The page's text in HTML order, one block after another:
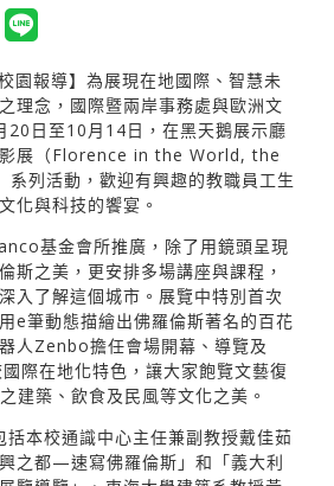
園報導】為展現在地國際、智慧未
理念，國際暨兩岸事務處與歐洲文
20日至10月14日，在黑天鵝展示廳
影展（Florence in the World, the
列活動，歡迎有興趣的教職員工生
化與科技的饗宴。
基金會所推廣，除了用鏡頭呈現
斯之美，更安排多場講座與課程，
入了解這個城市。展覽中特別首次
e筆動態描繪出佛羅倫斯著名的百花
人Zenbo擔任會場開幕、導覽及
際在地化特色，讓大家飽覽文藝復
建築、飲食及民風等文化之美。
括本校通識中心主任兼副教授戴佳茹
興之都—速寫佛羅倫斯」和「義大利